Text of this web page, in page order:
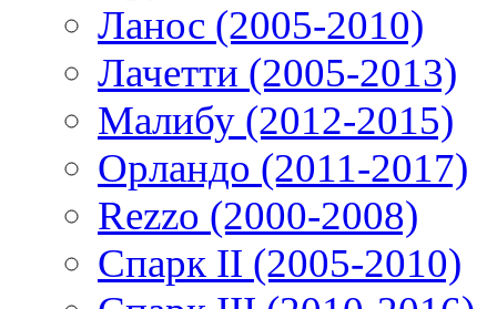
Ланос (2005-2010)
Лачетти (2005-2013)
Малибу (2012-2015)
Орландо (2011-2017)
Rezzo (2000-2008)
Спарк II (2005-2010)